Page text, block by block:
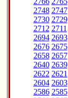
2748 2747
2730 2729
2712 2711
2694 2693
2676 2675
2658 2657
2640 2639
2622 2621
2604 2603
2586 2585